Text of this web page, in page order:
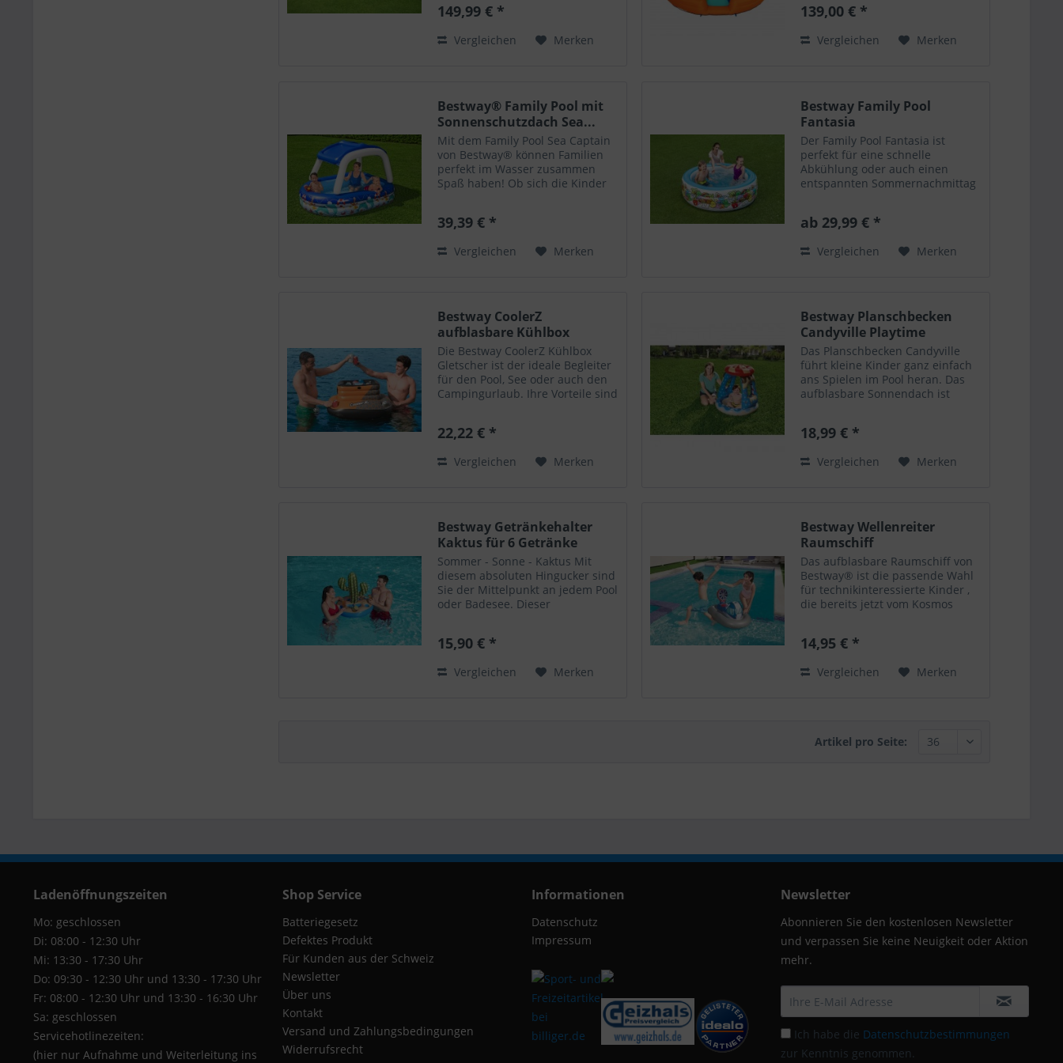
Aufbau dauert mit dem
149,99 € *
Vergleichen Merken
perfekt für Partys, Grillfeiern und
139,00 € *
Vergleichen Merken
Bestway® Family Pool mit
Sonnenschutzdach Sea...
Mit dem Family Pool Sea Captain
von Bestway® können Familien
perfekt im Wasser zusammen
Spaß haben! Ob sich die Kinder
Jahren schwimmen, der Pool
wunderschönen Tag...
39,39 € *
Vergleichen Merken
Bestway Family Pool
Fantasia
Der Family Pool Fantasia ist
perfekt für eine schnelle
Abkühlung oder auch einen
entspannten Sommernachmittag
ansprechendem, bunten Design.
ab 29,99 € *
Vergleichen Merken
Bestway CoolerZ
aufblasbare Kühlbox
Gletscher...
Die Bestway CoolerZ Kühlbox
Gletscher ist der ideale Begleiter
für den Pool, See oder auch den
Campingurlaub. Ihre Vorteile sind
im Wasser da sie schwimmt und
22,22 € *
Vergleichen Merken
Bestway Planschbecken
Candyville Playtime
Das Planschbecken Candyville
führt kleine Kinder ganz einfach
ans Spielen im Pool heran. Das
aufblasbare Sonnendach ist
Pfefferminzbonbon. Der Pool
18,99 € *
Vergleichen Merken
Bestway Getränkehalter
Kaktus für 6 Getränke
Sommer - Sonne - Kaktus Mit
diesem absoluten Hingucker sind
Sie der Mittelpunkt an jedem Pool
oder Badesee. Dieser
Gläser) geeignet. • Größe
15,90 € *
Vergleichen Merken
Bestway Wellenreiter
Raumschiff
Das aufblasbare Raumschiff von
Bestway® ist die passende Wahl
für technikinteressierte Kinder ,
die bereits jetzt vom Kosmos
bequem auf diesem
14,95 € *
Vergleichen Merken
Artikel pro Seite:
Ladenöffnungszeiten
Mo: geschlossen
Di: 08:00 - 12:30 Uhr
Mi: 13:30 - 17:30 Uhr
Do: 09:30 - 12:30 Uhr und 13:30 - 17:30 Uhr
Fr: 08:00 - 12:30 Uhr und 13:30 - 16:30 Uhr
Sa: geschlossen
Servicehotlinezeiten:
(hier nur Aufnahme und Weiterleitung ins
Shop Service
Batteriegesetz
Defektes Produkt
Für Kunden aus der Schweiz
Newsletter
Über uns
Kontakt
Versand und Zahlungsbedingungen
Widerrufsrecht
Informationen
Datenschutz
Impressum
Newsletter
Abonnieren Sie den kostenlosen Newsletter
und verpassen Sie keine Neuigkeit oder Aktion
mehr.
Ich habe die Datenschutzbestimmungen
zur Kenntnis genommen.